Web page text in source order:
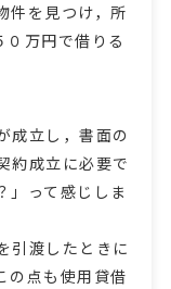
件を見つけ，所
万円で借りる
成立し，書面の
約成立に必要で
」って感じしま
引渡したときに
の点も使用貸借